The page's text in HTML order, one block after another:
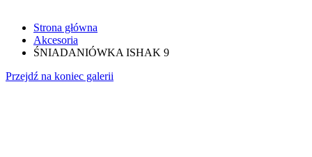
Strona główna
Akcesoria
ŚNIADANIÓWKA ISHAK 9
Przejdź na koniec galerii